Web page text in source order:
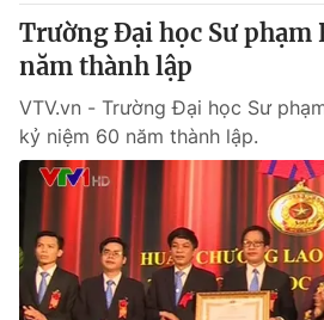
Chuyên mục
Chính trị
Xã hội
Pháp luật
Y tế
Trường Đại học Sư phạm
năm thành lập
VTV.vn - Trường Đại học Sư
kỷ niệm 60 năm thành lập.